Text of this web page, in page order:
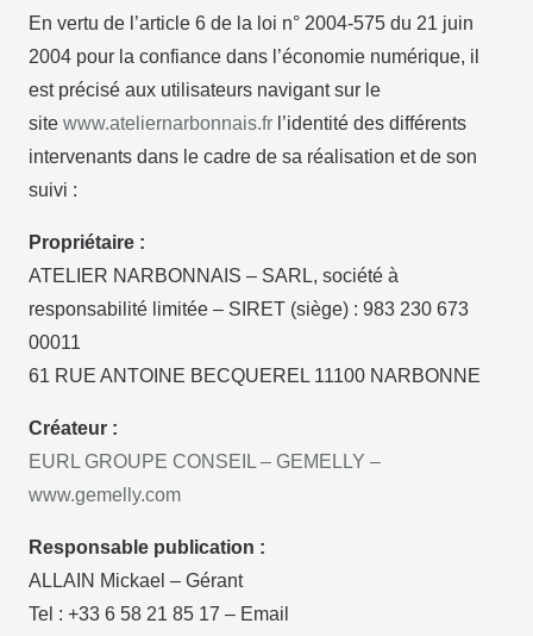
En vertu de l’article 6 de la loi n° 2004-575 du 21 juin
2004 pour la confiance dans l’économie numérique, il
est précisé aux utilisateurs navigant sur le
site www.ateliernarbonnais.fr l’identité des différents
intervenants dans le cadre de sa réalisation et de son
suivi :
Propriétaire :
ATELIER NARBONNAIS – SARL, société à
responsabilité limitée – SIRET (siège) : 983 230 673
00011
61 RUE ANTOINE BECQUEREL 11100 NARBONNE
Créateur :
EURL GROUPE CONSEIL – GEMELLY –
www.gemelly.com
Responsable publication :
ALLAIN Mickael – Gérant
Tel : +33 6 58 21 85 17 – Email